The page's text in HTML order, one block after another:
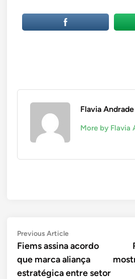
Flavia Andrade
More by Flavia
Navegação
de
Post
Previous ArticlePrevious
article:
Fiems assina acordo
que marca aliança
estratégica entre setor